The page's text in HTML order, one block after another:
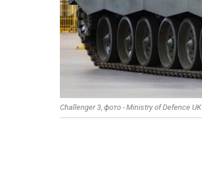
Challenger 3, фото - Ministry of Defence UK